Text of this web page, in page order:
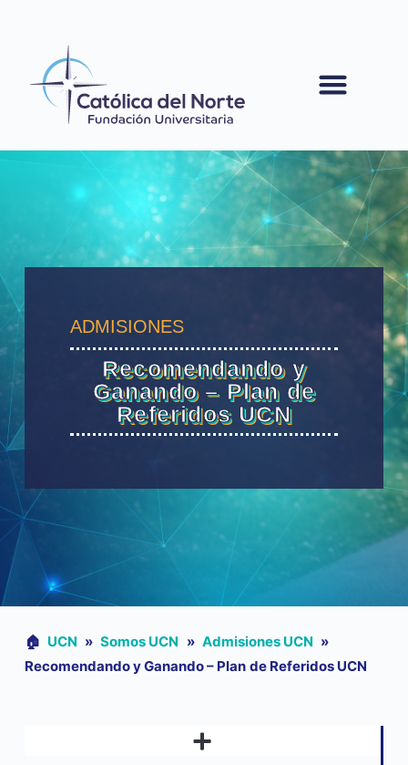
ADMISIONES
Recomendando y
Ganando – Plan de
Referidos UCN
🏠︎ UCN » Somos UCN » Admisiones UCN »
Recomendando y Ganando – Plan de Referidos UCN